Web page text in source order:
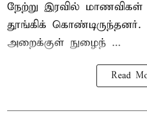
நேற்று இரவில் மாணவிகள்
தூங்கிக்
அறைக்குள் நுழைந் ...
Read